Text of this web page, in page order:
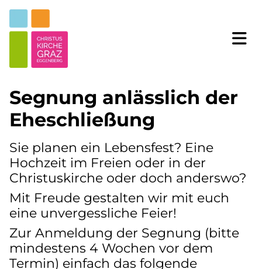
Segnung anlässlich der
Eheschließung
Sie planen ein Lebensfest? Eine
Hochzeit im Freien oder in der
Christuskirche oder doch anderswo?
Mit Freude gestalten wir mit euch
eine unvergessliche Feier!
Zur Anmeldung der Segnung (bitte
mindestens 4 Wochen vor dem
Termin) einfach das folgende